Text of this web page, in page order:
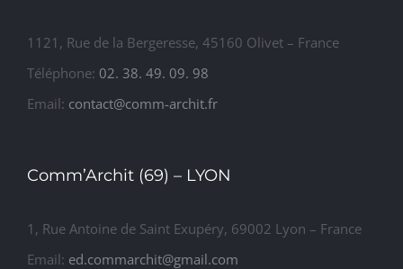
1121, Rue de la Bergeresse, 45160 Olivet – France
Téléphone: 02. 38. 49. 09. 98
Email: contact@comm-archit.fr
Comm’Archit (69) – LYON
1, Rue Antoine de Saint Exupéry, 69002 Lyon – France
Email: ed.commarchit@gmail.com